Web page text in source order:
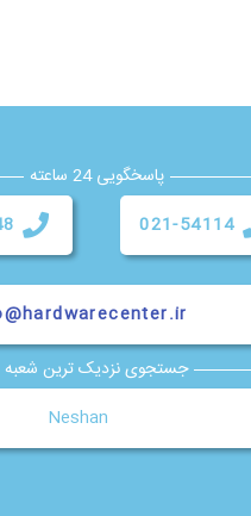
پاسخگویی 24 ساعته
021-54114
جستجوی نزدیک ترین شعبه
Neshan